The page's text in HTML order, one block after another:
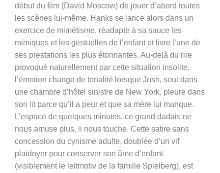
début du film (David Moscow) de jouer d’abord toutes
les scènes lui-même. Hanks se lance alors dans un
exercice de mimétisme, réadapte à sa sauce les
mimiques et les gestuelles de l’enfant et livre l’une de
ses prestations les plus étonnantes. Au-delà du rire
provoqué naturellement par cette situation insolite,
l’émotion change de tonalité lorsque Josh, seul dans
une chambre d’hôtel sinistre de New York, pleure dans
son lit parce qu’il a peur et que sa mère lui manque.
L’espace de quelques minutes, ce grand dadais ne
nous amuse plus, il nous touche. Cette satire sans
concession du cynisme adulte, doublée d’un vif
plaidoyer pour conserver son âme d’enfant
(visiblement le leitmotiv de la famille Spielberg), est